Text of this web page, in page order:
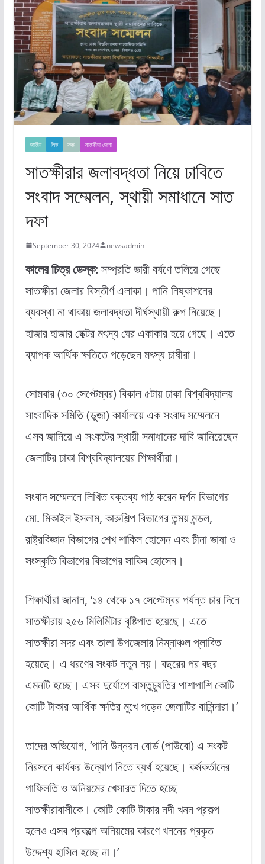
জাতীয় লিড সদর সাতক্ষীরা জেলা
সাতক্ষীরার জলাবদ্ধতা নিয়ে ঢাবিতে
সংবাদ সম্মেলন, স্থায়ী সমাধানে সাত
দফা
September 30, 2024 newsadmin
কালের চিত্র ডেস্ক:সম্প্রতি ভারী বর্ষণে তলিয়ে গেছে
সাতক্ষীরা জেলার বিস্তীর্ণ এলাকা। পানি নিষ্কাশনের
ব্যবস্থা না থাকায় জলাবদ্ধতা দীর্ঘস্থায়ী রুপ নিয়েছে।
হাজার হাজার হেক্টর মৎস্য ঘের একাকার হয়ে গেছে। এতে
ব্যাপক আর্থিক ক্ষতিতে পড়েছেন মৎস্য চাষীরা।
সোমবার (৩০ সেপ্টেম্বর) বিকাল ৫টায় ঢাকা বিশ্ববিদ্যালয়
সাংবাদিক সমিতি (ডুজা) কার্যালয়ে এক সংবাদ সম্মেলনে
এসব জানিয়ে এ সংকটের স্থায়ী সমাধানের দাবি জানিয়েছেন
জেলাটির ঢাকা বিশ্ববিদ্যালয়ের শিক্ষার্থীরা।
সংবাদ সম্মেলনে লিখিত বক্তব্য পাঠ করেন দর্শন বিভাগের
মো. মিকাইল ইসলাম, কারুশিল্প বিভাগের তন্ময় মন্ডল,
রাষ্ট্রবিজ্ঞান বিভাগের শেখ শাকিল হোসেন এবং চীনা ভাষা ও
সংস্কৃতি বিভাগের বিভাগের সাকিব হোসেন।
শিক্ষার্থীরা জানান, ‘১৪ থেকে ১৭ সেপ্টেম্বর পর্যন্ত চার দিনে
সাতক্ষীরায় ২৫৬ মিলিমিটার বৃষ্টিপাত হয়েছে। এতে
সাতক্ষীরা সদর এবং তালা উপজেলার নিম্নাঞ্চল প্লাবিত
হয়েছে। এ ধরণের সংকট নতুন নয়। বছরের পর বছর
এমনটি হচ্ছে। এসব দুর্যোগে বাস্তুচ্যুতির পাশাপাশি কোটি
কোটি টাকার আর্থিক ক্ষতির মুখে পড়েন জেলাটির বাসিন্দারা।’
তাদের অভিযোগ, ‘পানি উন্নয়ন বোর্ড (পাউবো) এ সংকট
নিরসনে কার্যকর উদ্যোগ নিতে ব্যর্থ হয়েছে। কর্মকর্তাদের
গাফিলতি ও অনিয়মের খেসারত দিতে হচ্ছে
সাতক্ষীরাবাসীকে। কোটি কোটি টাকার নদী খনন প্রকল্প
হলেও এসব প্রকল্পে অনিয়মের কারণে খননের প্রকৃত
উদ্দেশ্য হাসিল হচ্ছে না।’